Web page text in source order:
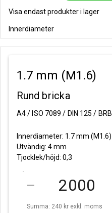
Visa endast produkter i lager
Innerdiameter
1.7 mm (M1.6)
Rund bricka
A4 / ISO 7089 / DIN 125 / BRB
Innerdiameter: 1.7 mm (M1.6)
Utvändig: 4 mm
Tjocklek/höjd: 0,3
remove
Summa: 240 kr exkl. moms